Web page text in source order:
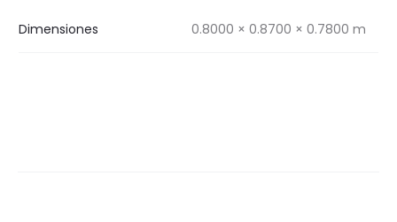
Dimensiones 0.8000 × 0.8700 × 0.7800 m